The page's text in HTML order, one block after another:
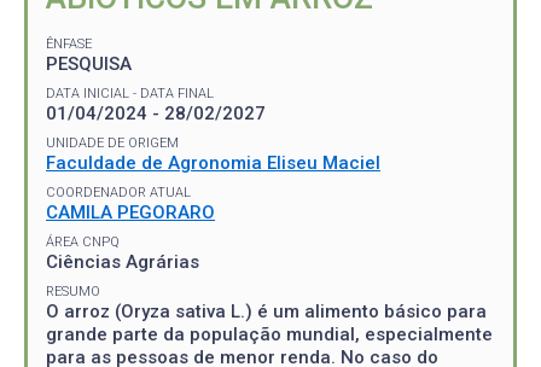
ÊNFASE
PESQUISA
DATA INICIAL - DATA FINAL
01/04/2024 - 28/02/2027
UNIDADE DE ORIGEM
Faculdade de Agronomia Eliseu Maciel
COORDENADOR ATUAL
CAMILA PEGORARO
ÁREA CNPQ
Ciências Agrárias
RESUMO
O arroz (Oryza sativa L.) é um alimento básico para
grande parte da população mundial, especialmente
para as pessoas de menor renda. No caso do